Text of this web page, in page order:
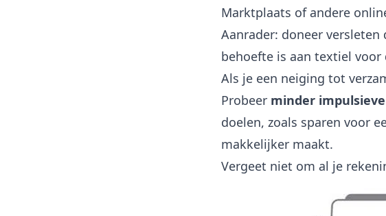
Marktplaats of andere
Aanrader: doneer
behoefte is aan textiel voor
Als je een neiging tot
Probeer minder
doelen, zoals sparen voor
makkelijker maakt.
Vergeet niet om al je